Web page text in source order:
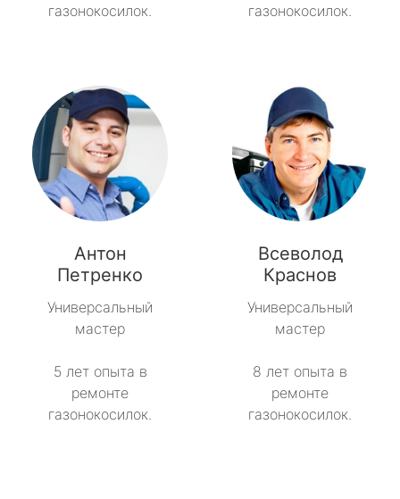
газонокосилок.
газонокосилок.
Антон
Петренко
Универсальный
мастер
5 лет опыта в
ремонте
газонокосилок.
Всеволод
Краснов
Универсальный
мастер
8 лет опыта в
ремонте
газонокосилок.